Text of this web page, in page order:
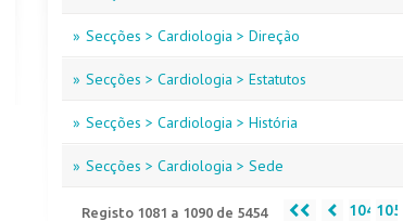
» Secções > Cardiologia > Direção
» Secções > Cardiologia > Estatutos
» Secções > Cardiologia > História
» Secções > Cardiologia > Sede
Registo 1081 a 1090 de 5454 104 105